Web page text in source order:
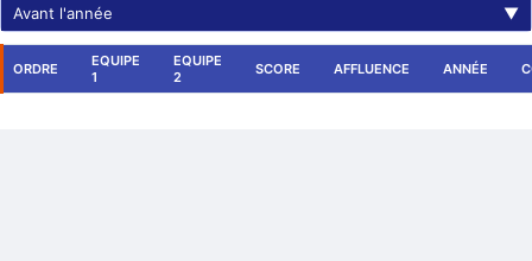
Avant l'année ▼
ORDRE
EQUIPE
1
EQUIPE
2
SCORE AFFLUENCE ANNÉE